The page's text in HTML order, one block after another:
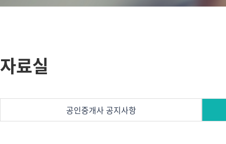
자료실
공인중개사 공지사항